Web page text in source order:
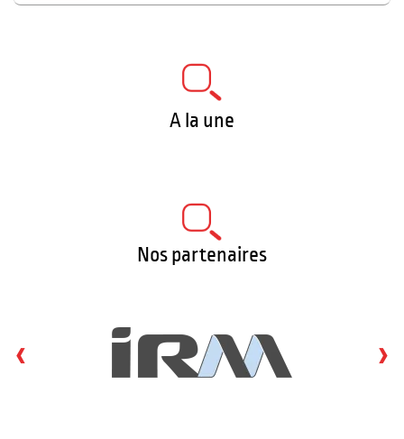
A la une
Nos partenaires
‹ ›